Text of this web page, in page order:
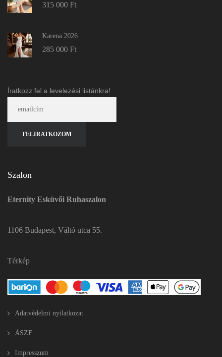
315 000 Ft
Karena 2026
285 000 Ft
Íratkozz fel a levelezési listánkra!
Szalon
Eternity Esküvői Ruhaszalon
1106 Budapest, Váltó utca 55.
Térkép
Adatvédelmi nyilatkozat
ÁSZF
Impresszum